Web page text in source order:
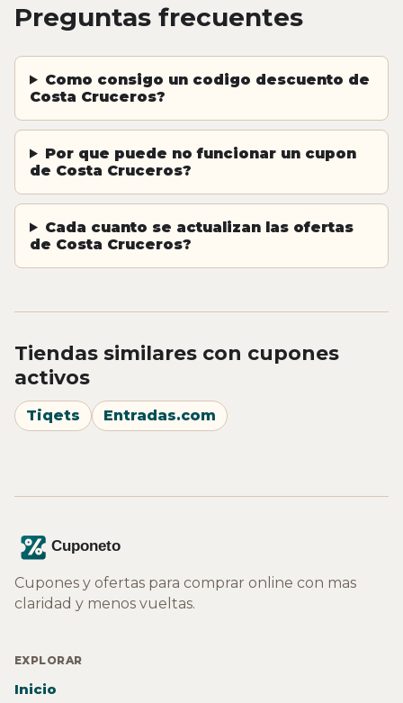
Preguntas frecuentes
Como consigo un codigo descuento de
Costa Cruceros?
Por que puede no funcionar un cupon
de Costa Cruceros?
Cada cuanto se actualizan las ofertas
de Costa Cruceros?
Tiendas similares con cupones
activos
Tiqets Entradas.com
Cupones y ofertas para comprar online con mas
claridad y menos vueltas.
EXPLORAR
Inicio